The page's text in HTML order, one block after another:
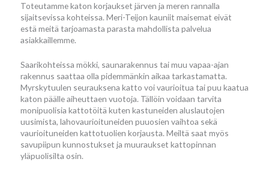
Toteutamme katon korjaukset järven ja meren rannalla
sijaitsevissa kohteissa. Meri-Teijon kauniit maisemat eivät
estä meitä tarjoamasta parasta mahdollista palvelua
asiakkaillemme.
Saarikohteissa mökki, saunarakennus tai muu vapaa-ajan
rakennus saattaa olla pidemmänkin aikaa tarkastamatta.
Myrskytuulen seurauksena katto voi vaurioitua tai puu kaatua
katon päälle aiheuttaen vuotoja. Tällöin voidaan tarvita
monipuolisia kattotöitä kuten kastuneiden aluslautojen
uusimista, lahovaurioituneiden puuosien vaihtoa sekä
vaurioituneiden kattotuolien korjausta. Meiltä saat myös
savupiipun kunnostukset ja muuraukset kattopinnan
yläpuolisilta osin.